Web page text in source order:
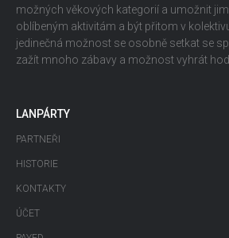
možných věkových kategorií a umožnit
oblíbeným aktivitám a být přitom v
jedinečná možnost se osobně setkat se
zažít mnoho zábavy a možnost vyhrát
LANPÁRTY
PARTNEŘI
HISTORIE
KONTAKTY
ÚČET